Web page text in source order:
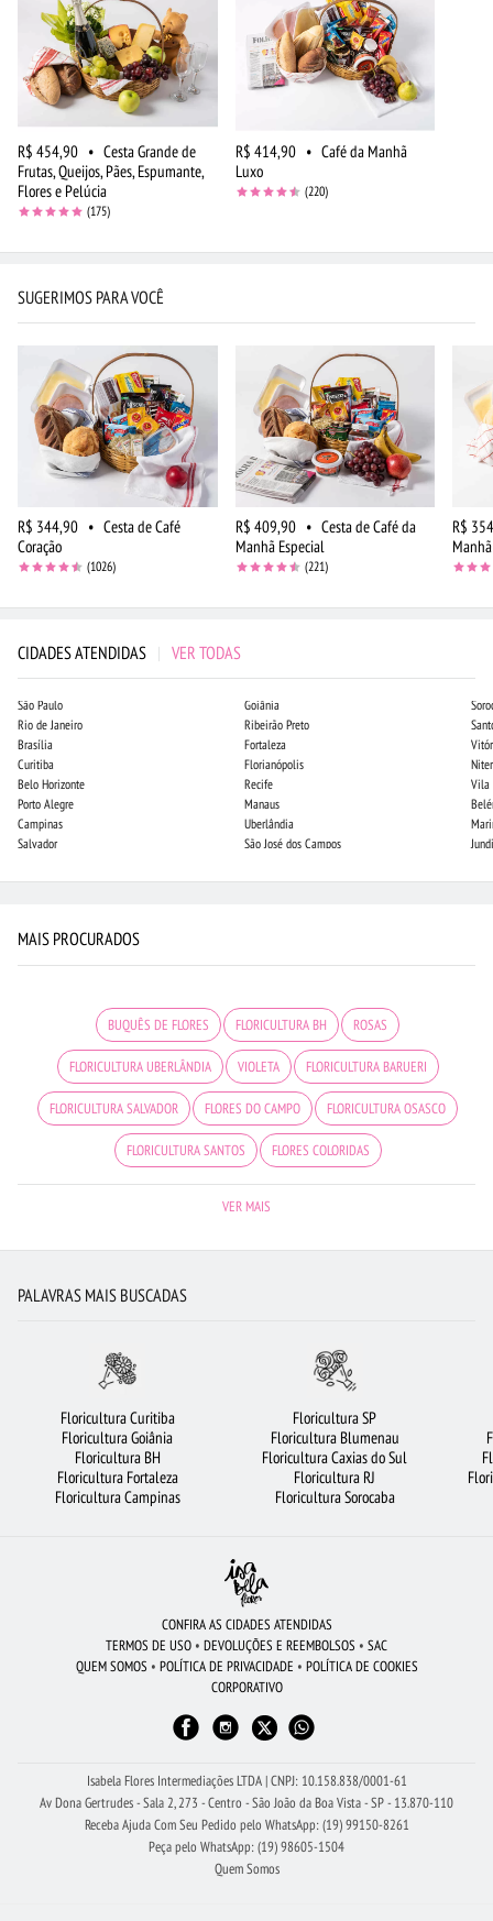
R$ 454,90 • Cesta Grande de
Frutas, Queijos, Pães, Espumante,
Flores e Pelúcia
(175)
R$ 414,90 • Café da Manhã
Luxo
(220)
SUGERIMOS PARA VOCÊ
R$ 344,90 • Cesta de Café
Coração
(1026)
R$ 409,90 • Cesta de Café da
Manhã Especial
(221)
R$
CIDADES ATENDIDAS | VER TODAS
São Paulo
Rio de Janeiro
Brasília
Curitiba
Belo Horizonte
Porto Alegre
Campinas
Salvador
Goiânia
Ribeirão Preto
Fortaleza
Florianópolis
Recife
Manaus
Uberlândia
São José dos Campos
Vila
MAIS PROCURADOS
BUQUÊS DE FLORES FLORICULTURA BH ROSAS
FLORICULTURA UBERLÂNDIA VIOLETA FLORICULTURA BARUERI
FLORICULTURA SALVADOR FLORES DO CAMPO FLORICULTURA OSASCO
FLORICULTURA SANTOS FLORES COLORIDAS
FLORICULTURA CURITIBA FLORICULTURA JUNDIAÍ
CIDADES MAIS PROCURADAS ROSAS AMARELAS
BUQUÊ DE ROSAS VERMELHAS RAMALHETE DE FLORES
FLORICULTURA SÃO BERNARDO DO CAMPO
FLORICULTURA SP
FLORICULTURA BELÉM FLORICULTURA RJ FLORICULTURA GOIÂNIA
CESTA DE FRUTAS
BUQUÊ DE 12 ROSAS VERMELHAS COROA DE FLORES
FLORICULTURA PORTO ALEGRE CESTA DE CHOCOLATE
FLORICULTURA MANAUS FLORICULTURA NITERÓI
VER MAIS
PALAVRAS MAIS BUSCADAS
Floricultura Curitiba
Floricultura Goiânia
Floricultura BH
Floricultura Fortaleza
Floricultura Campinas
Floricultura SP
Floricultura Blumenau
Floricultura Caxias do Sul
Floricultura RJ
Floricultura Sorocaba
CONFIRA AS CIDADES ATENDIDAS
TERMOS DE USO • DEVOLUÇÕES E REEMBOLSOS • SAC
QUEM SOMOS • POLÍTICA DE PRIVACIDADE • POLÍTICA DE COOKIES
CORPORATIVO
Isabela Flores Intermediações LTDA | CNPJ: 10.158.838/0001-61
Av Dona Gertrudes - Sala 2, 273 - Centro - São João da Boa Vista - SP - 13.870-110
Receba Ajuda Com Seu Pedido pelo WhatsApp: (19) 99150-8261
Peça pelo WhatsApp: (19) 98605-1504
Quem Somos